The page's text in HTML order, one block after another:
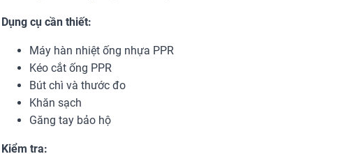
Dụng cụ cần thiết:
Máy hàn nhiệt ống nhựa PPR
Kéo cắt ống PPR
Bút chì và thước đo
Khăn sạch
Găng tay bảo hộ
Kiểm tra: